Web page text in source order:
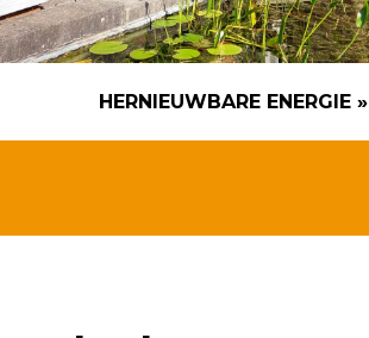
HERNIEUWBARE ENERGIE »